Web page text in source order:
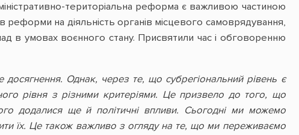
територіальна реформа є важливою частиною
реформи на діяльність органів місцевого самоврядування,
в умовах воєнного стану. Присвятили час і обговоренню
Однак, через те, що субрегіональний рівень є
рівня з різними критеріями. Це призвело до того, що
додалися ще й політичні впливи. Сьогодні ми можемо
їх. Це також важливо з огляду на те, що ми переживаємо